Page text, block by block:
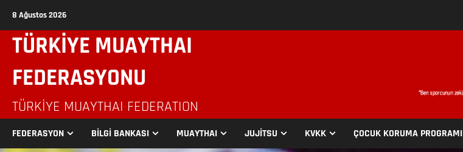
8 Ağustos 2026
TÜRKİYE MUAYTHAI
FEDERASYONU
TÜRKIYE MUAYTHAI FEDERATION
FEDERASYON BİLGİ BANKASI MUAYTHAI JUJİTSU KVKK ÇOCUK KORUMA PROGRAMI